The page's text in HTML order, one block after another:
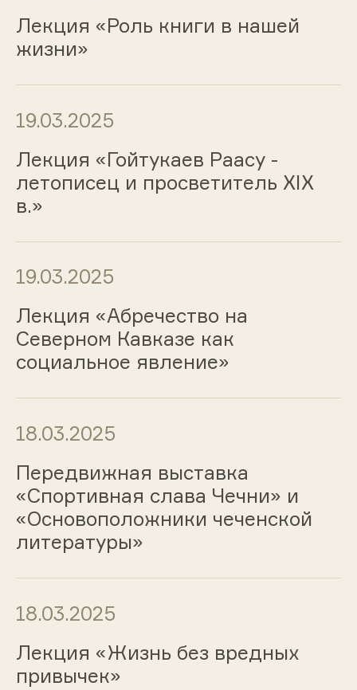
Лекция «Роль книги в нашей
жизни»
19.03.2025
Лекция «Гойтукаев Раасу -
летописец и просветитель XIX
в.»
19.03.2025
Лекция «Абречество на
Северном Кавказе как
социальное явление»
18.03.2025
Передвижная выставка
«Спортивная слава Чечни» и
«Основоположники чеченской
литературы»
18.03.2025
Лекция «Жизнь без вредных
привычек»